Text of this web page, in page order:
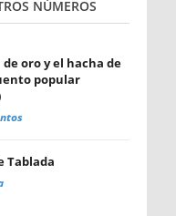
NÚMEROS
de oro y el hacha de
popular
Tablada